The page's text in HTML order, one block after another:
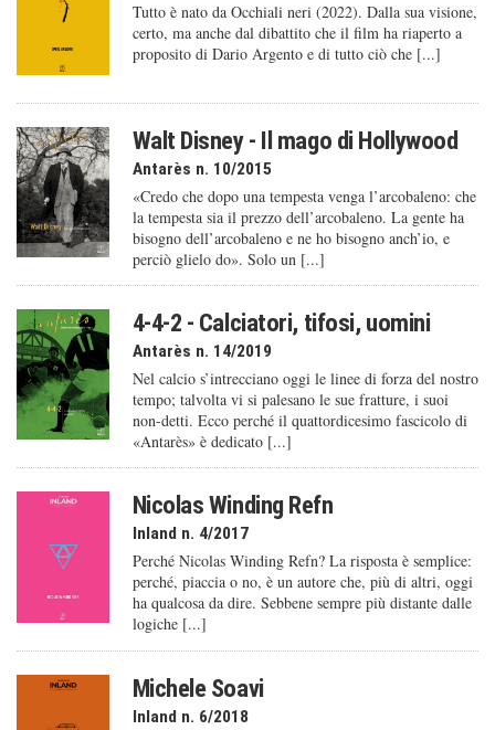
Tutto è nato da Occhiali neri (2022). Dalla sua visione,
certo, ma anche dal dibattito che il film ha riaperto a
proposito di Dario Argento e di tutto ciò che [...]
Walt Disney - Il mago di Hollywood
Antarès n. 10/2015
«Credo che dopo una tempesta venga l’arcobaleno: che
la tempesta sia il prezzo dell’arcobaleno. La gente ha
bisogno dell’arcobaleno e ne ho bisogno anch’io, e
perciò glielo do». Solo un [...]
4-4-2 - Calciatori, tifosi, uomini
Antarès n. 14/2019
Nel calcio s’intrecciano oggi le linee di forza del nostro
tempo; talvolta vi si palesano le sue fratture, i suoi
non-detti. Ecco perché il quattordicesimo fascicolo di
«Antarès» è dedicato [...]
Nicolas Winding Refn
Inland n. 4/2017
Perché Nicolas Winding Refn? La risposta è semplice:
perché, piaccia o no, è un autore che, più di altri, oggi
ha qualcosa da dire. Sebbene sempre più distante dalle
logiche [...]
Michele Soavi
Inland n. 6/2018